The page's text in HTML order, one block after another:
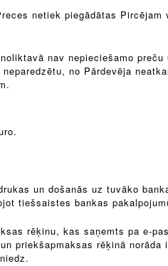
netiek piegādātas Pircējam
nav nepieciešamo
no Pārdevēja
un došanās uz tuvāko
tiešsaistes bankas
rēķinu, kas saņemts pa e-
priekšapmaksas rēķinā norāda